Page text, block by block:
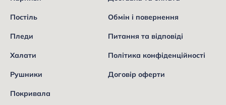
Постіль
Пледи
Халати
Рушники
Покривала
Обмін і повернення
Питання та відповіді
Політика конфіденційності
Договір оферти